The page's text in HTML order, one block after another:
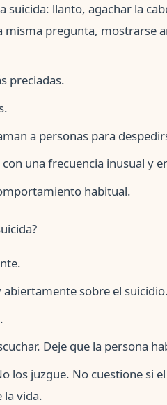
suicida: llanto, agachar la
pregunta, mostrarse
preciadas.
a personas para
una frecuencia inusual y
habitual.
abiertamente sobre el suicidio.
Deje que la persona
los juzgue. No cuestione si
la vida.